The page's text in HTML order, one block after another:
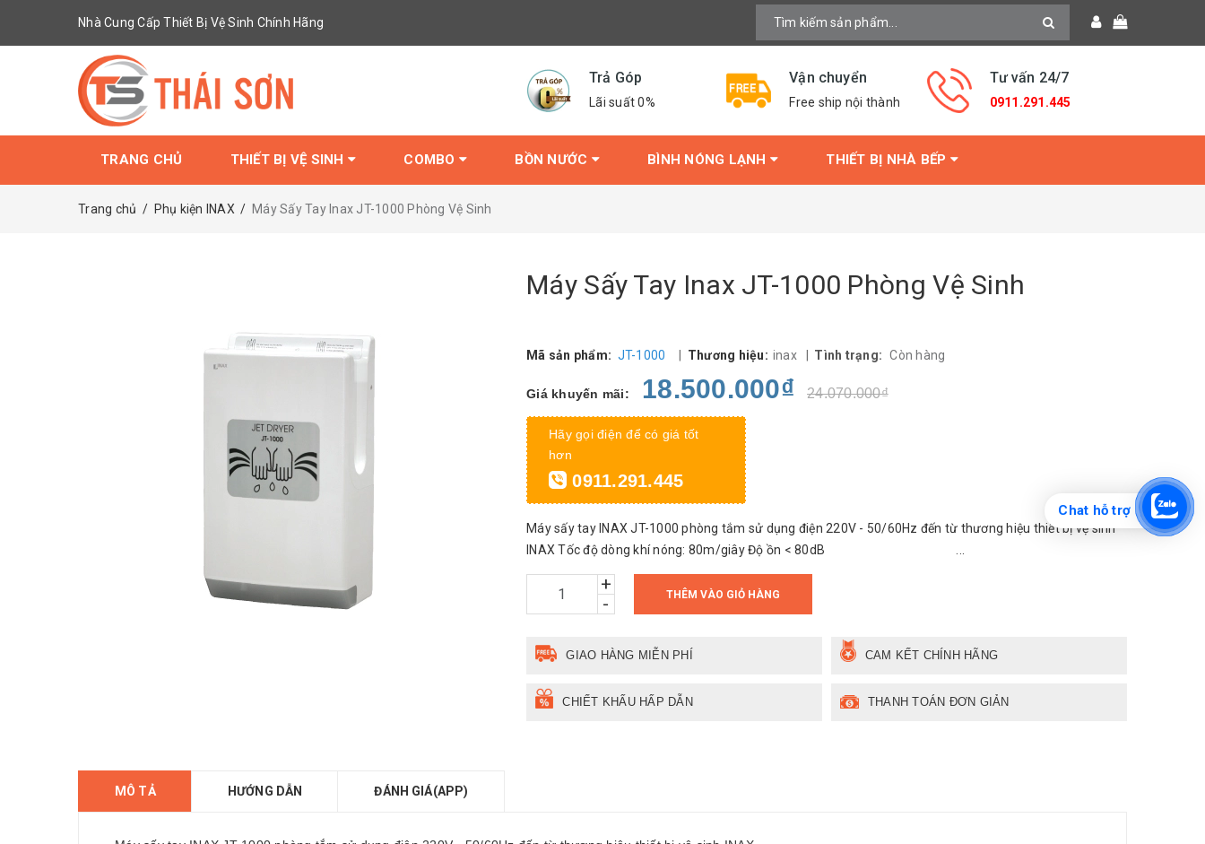
Nhà Cung Cấp Thiết Bị Vệ Sinh Chính Hãng
Trả Góp
Lãi suất 0%
Vận chuyển
Free ship nội thành
Tư vấn 24/7
0911.291.445
TRANG CHỦ THIẾT BỊ VỆ SINH COMBO BỒN NƯỚC BÌNH NÓNG LẠNH THIẾT BỊ NHÀ BẾP
Trang chủ / Phụ kiện INAX / Máy Sấy Tay Inax JT-1000 Phòng Vệ Sinh
Máy Sấy Tay Inax JT-1000 Phòng Vệ Sinh
Mã sản phẩm: JT-1000 Thương hiệu: inax Tình trạng: Còn hàng
Giá khuyến mãi: 18.500.000₫ 24.070.000₫
Hãy gọi điện để có giá tốt
hơn
0911.291.445
Máy sấy tay INAX JT-1000 phòng tắm sử dụng điện 220V - 50/60Hz đến từ thương hiệu thiết bị vệ sinh
INAX Tốc độ dòng khí nóng: 80m/giây Độ ồn < 80dB ...
+
-
THÊM VÀO GIỎ HÀNG
GIAO HÀNG MIỄN PHÍ CAM KẾT CHÍNH HÃNG
CHIẾT KHẤU HẤP DẪN THANH TOÁN ĐƠN GIẢN
MÔ TẢ HƯỚNG DẪN ĐÁNH GIÁ(APP)
Chat hỗ trợ